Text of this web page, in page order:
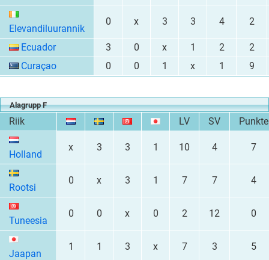
Elevandiluurannik
0 x 3 3 4 2
Ecuador 3 0 x 1 2
2
Curaçao
0 0 1 x 1 9
Alagrupp F
Riik LV SV Punkte
Holland
x 3 3 1 10 4 7
Rootsi
0 x 3 1 7 7 4
Tuneesia
0 0 x 0 2 12 0
Jaapan
1 1 3 x 7 3 5